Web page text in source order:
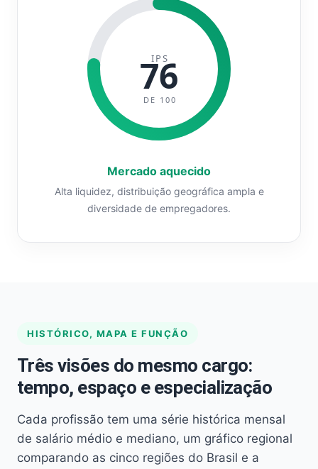
IPS
76
DE 100
Mercado aquecido
Alta liquidez, distribuição geográfica ampla e
diversidade de empregadores.
HISTÓRICO, MAPA E FUNÇÃO
Três visões do mesmo cargo:
tempo, espaço e especialização
Cada profissão tem uma série histórica mensal
de salário médio e mediano, um gráfico regional
comparando as cinco regiões do Brasil e a